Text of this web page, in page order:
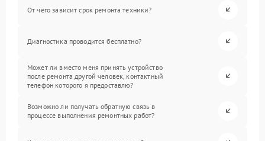
От чего зависит срок ремонта техники?
Диагностика проводится бесплатно?
Может ли вместо меня принять устройство
после ремонта другой человек, контактный
телефон которого я предоставлю?
Возможно ли получать обратную связь в
процессе выполнения ремонтных работ?